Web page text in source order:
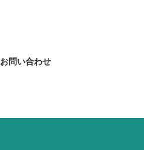
お問い合わせ